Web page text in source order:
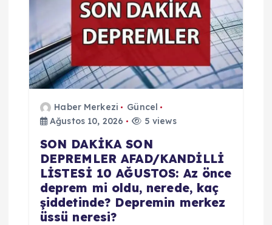
Haber Merkezi
Güncel
Ağustos 10, 2026
5 views
SON DAKİKA SON
DEPREMLER AFAD/KANDİLLİ
LİSTESİ 10 AĞUSTOS: Az önce
deprem mi oldu, nerede, kaç
şiddetinde? Depremin merkez
üssü neresi?